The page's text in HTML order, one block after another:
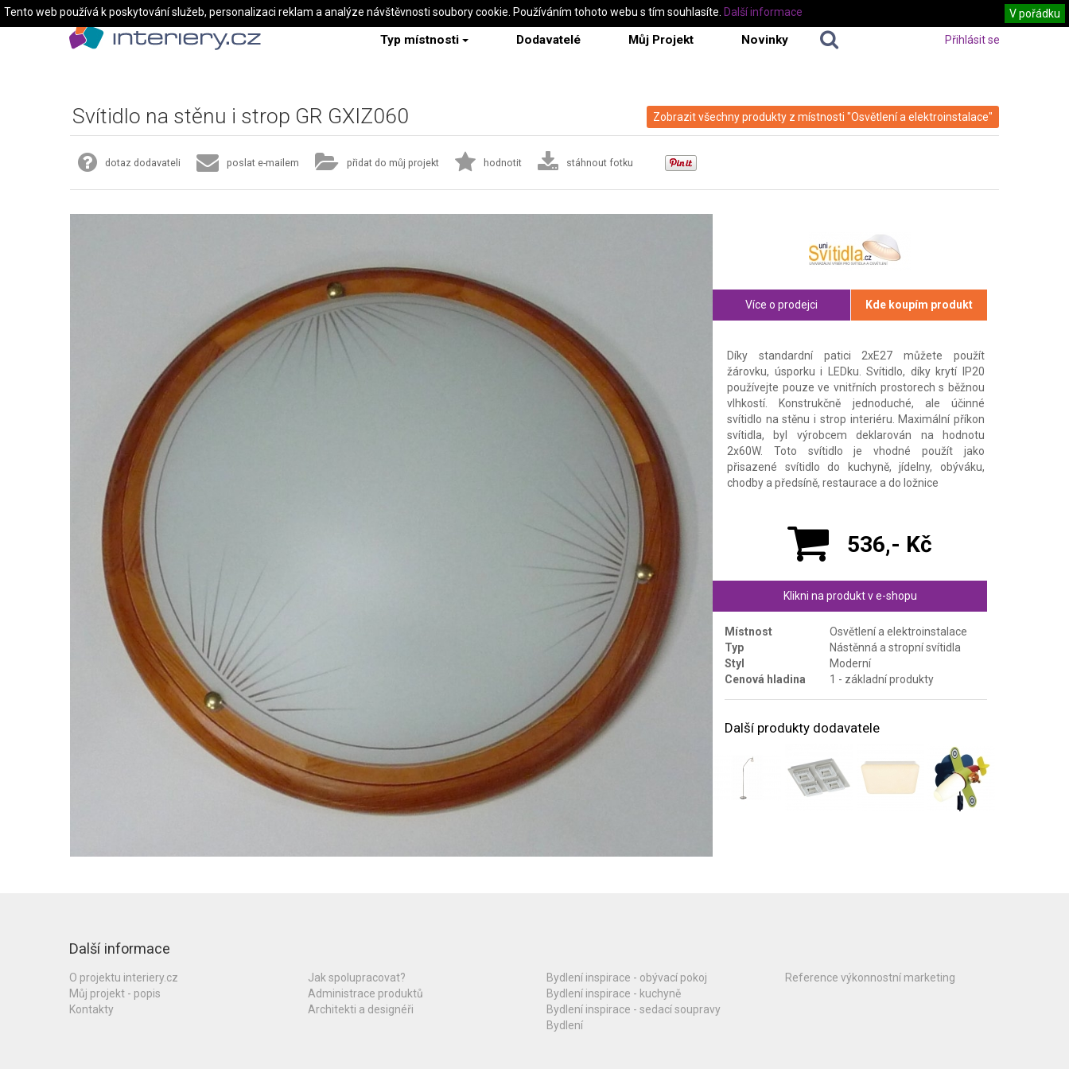
Typ místnosti Dodavatelé Můj Projekt Novinky Přihlásit se
Zobrazit všechny produkty z místnosti "Osvětlení a elektroinstalace"
Svítidlo na stěnu i strop GR GXIZ060
dotaz dodavateli poslat e-mailem přidat do můj projekt hodnotit stáhnout fotku
Více o prodejci Kde koupím produkt
Díky standardní patici 2xE27 můžete použít
žárovku, úsporku i LEDku. Svítidlo, díky krytí IP20
používejte pouze ve vnitřních prostorech s běžnou
vlhkostí. Konstrukčně jednoduché, ale účinné
svítidlo na stěnu i strop interiéru. Maximální příkon
svítidla, byl výrobcem deklarován na hodnotu
2x60W. Toto svítidlo je vhodné použít jako
přisazené svítidlo do kuchyně, jídelny, obýváku,
chodby a předsíně, restaurace a do ložnice
536,- Kč
Klikni na produkt v e-shopu
Místnost
Osvětlení a elektroinstalace
Typ
Nástěnná a stropní svítidla
Styl
Moderní
Cenová hladina
1 - základní produkty
Další produkty dodavatele
Další informace
O projektu interiery.cz
Můj projekt - popis
Kontakty
Jak spolupracovat?
Administrace produktů
Architekti a designéři
Bydlení inspirace - obývací pokoj
Bydlení inspirace - kuchyně
Bydlení inspirace - sedací soupravy
Bydlení
Reference výkonnostní marketing
Tento web používá k poskytování služeb, personalizaci reklam a analýze návštěvnosti soubory cookie. Používáním tohoto webu s tím souhlasíte. V pořádku
Další informace